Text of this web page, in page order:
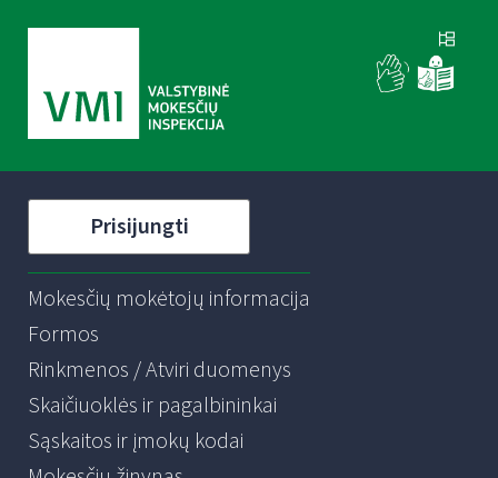
Prisijungti
Mokesčių mokėtojų informacija
Formos
Rinkmenos / Atviri duomenys
Skaičiuoklės ir pagalbininkai
Sąskaitos ir įmokų kodai